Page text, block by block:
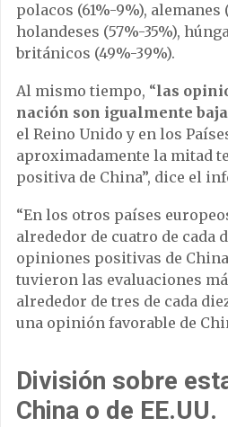
polacos (61%-9%), alemanes
holandeses (57%-35%),
británicos (49%-39%).
Al mismo tiempo, “las
nación son igualmente
el Reino Unido y en los
aproximadamente la mitad
positiva de China”, dice el
“En los otros países
alrededor de cuatro de cada
opiniones positivas de
tuvieron las evaluaciones
alrededor de tres de cada
una opinión favorable de
División sobre
China o de EE.UU.